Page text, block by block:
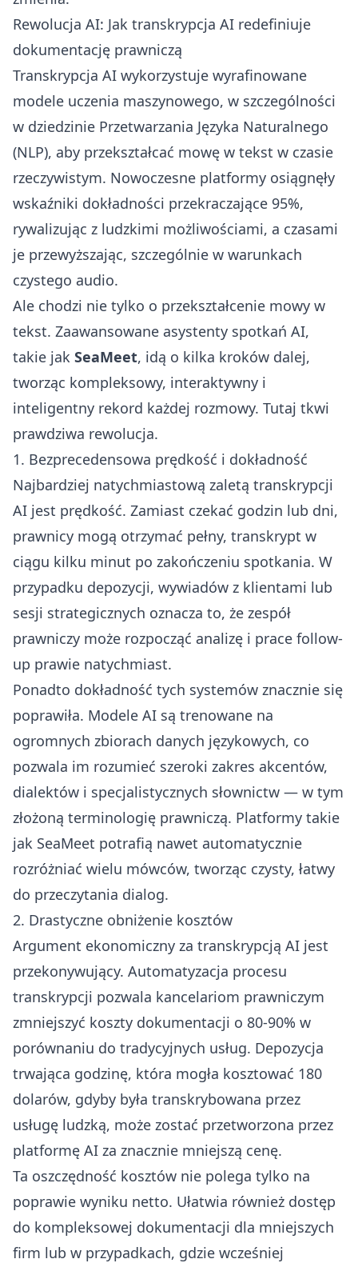
Rewolucja AI: Jak transkrypcja AI redefiniuje
dokumentację prawniczą
Transkrypcja AI wykorzystuje wyrafinowane
modele uczenia maszynowego, w szczególności
w dziedzinie Przetwarzania Języka Naturalnego
(NLP), aby przekształcać mowę w tekst w czasie
rzeczywistym. Nowoczesne platformy osiągnęły
wskaźniki dokładności przekraczające 95%,
rywalizując z ludzkimi możliwościami, a czasami
je przewyższając, szczególnie w warunkach
czystego audio.
Ale chodzi nie tylko o przekształcenie mowy w
tekst. Zaawansowane asystenty spotkań AI,
takie jak SeaMeet, idą o kilka kroków dalej,
tworząc kompleksowy, interaktywny i
inteligentny rekord każdej rozmowy. Tutaj tkwi
prawdziwa rewolucja.
1. Bezprecedensowa prędkość i dokładność
Najbardziej natychmiastową zaletą transkrypcji
AI jest prędkość. Zamiast czekać godzin lub dni,
prawnicy mogą otrzymać pełny, transkrypt w
ciągu kilku minut po zakończeniu spotkania. W
przypadku depozycji, wywiadów z klientami lub
sesji strategicznych oznacza to, że zespół
prawniczy może rozpocząć analizę i prace follow-
up prawie natychmiast.
Ponadto dokładność tych systemów znacznie się
poprawiła. Modele AI są trenowane na
ogromnych zbiorach danych językowych, co
pozwala im rozumieć szeroki zakres akcentów,
dialektów i specjalistycznych słownictw — w tym
złożoną terminologię prawniczą. Platformy takie
jak SeaMeet potrafią nawet automatycznie
rozróżniać wielu mówców, tworząc czysty, łatwy
do przeczytania dialog.
2. Drastyczne obniżenie kosztów
Argument ekonomiczny za transkrypcją AI jest
przekonywujący. Automatyzacja procesu
transkrypcji pozwala kancelariom prawniczym
zmniejszyć koszty dokumentacji o 80-90% w
porównaniu do tradycyjnych usług. Depozycja
trwająca godzinę, która mogła kosztować 180
dolarów, gdyby była transkrybowana przez
usługę ludzką, może zostać przetworzona przez
platformę AI za znacznie mniejszą cenę.
Ta oszczędność kosztów nie polega tylko na
poprawie wyniku netto. Ułatwia również dostęp
do kompleksowej dokumentacji dla mniejszych
firm lub w przypadkach, gdzie wcześniej